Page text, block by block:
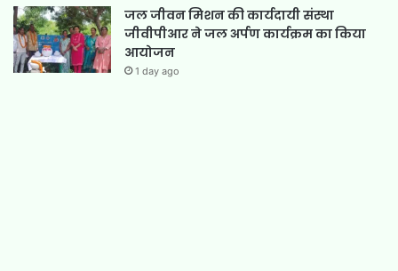
जल जीवन मिशन की कार्यदायी संस्था
जीवीपीआर ने जल अर्पण कार्यक्रम का किया
आयोजन
1 day ago